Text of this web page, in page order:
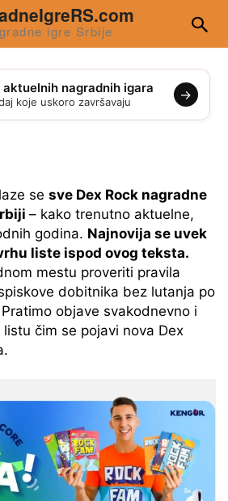
igre Srbije
aktuelnih nagradnih igara
koje uskoro završavaju →
se sve Dex Rock nagradne
– kako trenutno aktuelne,
godina. Najnovija se uvek
liste ispod ovog teksta.
mestu proveriti pravila
dobitnika bez lutanja po
objave svakodnevno i
čim se pojavi nova Dex